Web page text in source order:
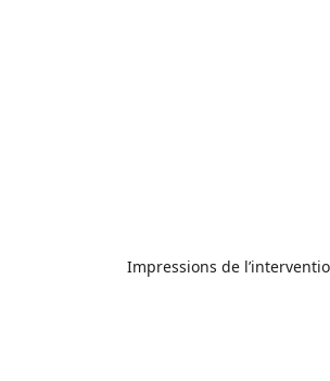
Impressions de